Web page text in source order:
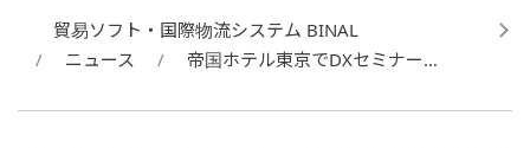
貿易ソフト・国際物流システム BINAL
ニュース
帝国ホテル東京でDXセミナー…